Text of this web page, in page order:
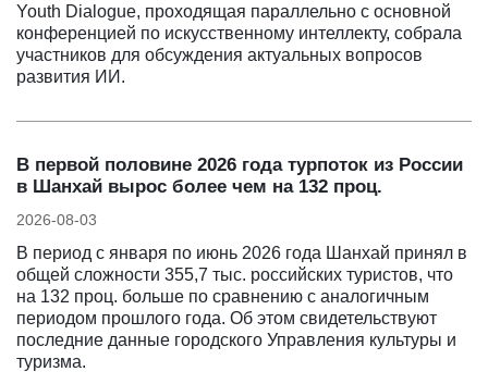
Youth Dialogue, проходящая параллельно с основной
конференцией по искусственному интеллекту, собрала
участников для обсуждения актуальных вопросов
развития ИИ.
В первой половине 2026 года турпоток из России
в Шанхай вырос более чем на 132 проц.
2026-08-03
В период с января по июнь 2026 года Шанхай принял в
общей сложности 355,7 тыс. российских туристов, что
на 132 проц. больше по сравнению с аналогичным
периодом прошлого года. Об этом свидетельствуют
последние данные городского Управления культуры и
туризма.